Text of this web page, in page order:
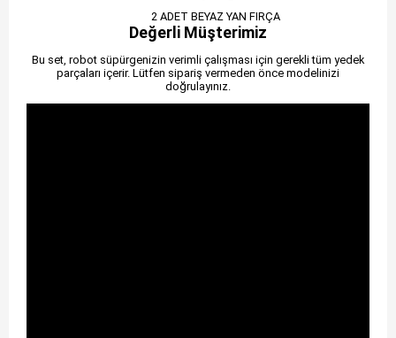
2 ADET BEYAZ YAN FIRÇA
Değerli Müşterimiz
Bu set, robot süpürgenizin verimli çalışması için gerekli tüm yedek
parçaları içerir. Lütfen sipariş vermeden önce modelinizi
doğrulayınız.